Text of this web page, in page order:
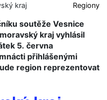
kraj Regiony
soutěže Vesnice
kraj vyhlásil
5. června
přihlášenými
region reprezentovat